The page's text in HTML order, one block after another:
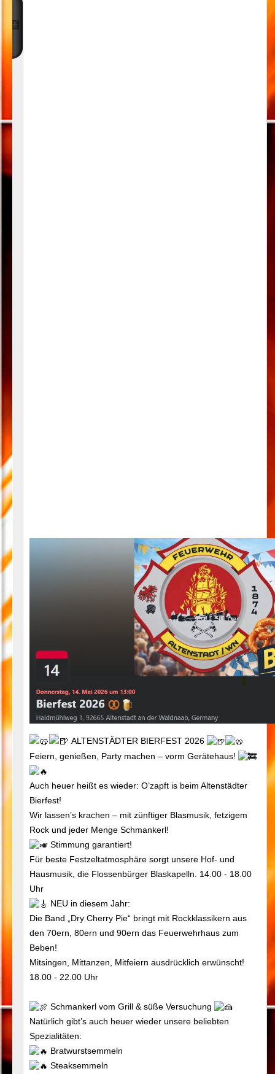
ALTENSTÄDTER BIERFEST 2026
Feiern, genießen, Party machen – vorm Gerätehaus!
Auch heuer heißt es wieder: O’zapft is beim Altenstädter
Bierfest!
Wir lassen’s krachen – mit zünftiger Blasmusik, fetzigem
Rock und jeder Menge Schmankerl!
Stimmung garantiert!
Für beste Festzeltatmosphäre sorgt unsere Hof- und
Hausmusik, die Flossenbürger Blaskapelln. 14.00 - 18.00
Uhr
NEU in diesem Jahr:
Die Band „Dry Cherry Pie“ bringt mit Rockklassikern aus
den 70ern, 80ern und 90ern das Feuerwehrhaus zum
Beben!
Mitsingen, Mittanzen, Mitfeiern ausdrücklich erwünscht!
18.00 - 22.00 Uhr
Schmankerl vom Grill & süße Versuchung
Natürlich gibt’s auch heuer wieder unsere beliebten
Spezialitäten:
Bratwurstsemmeln
Steaksemmeln